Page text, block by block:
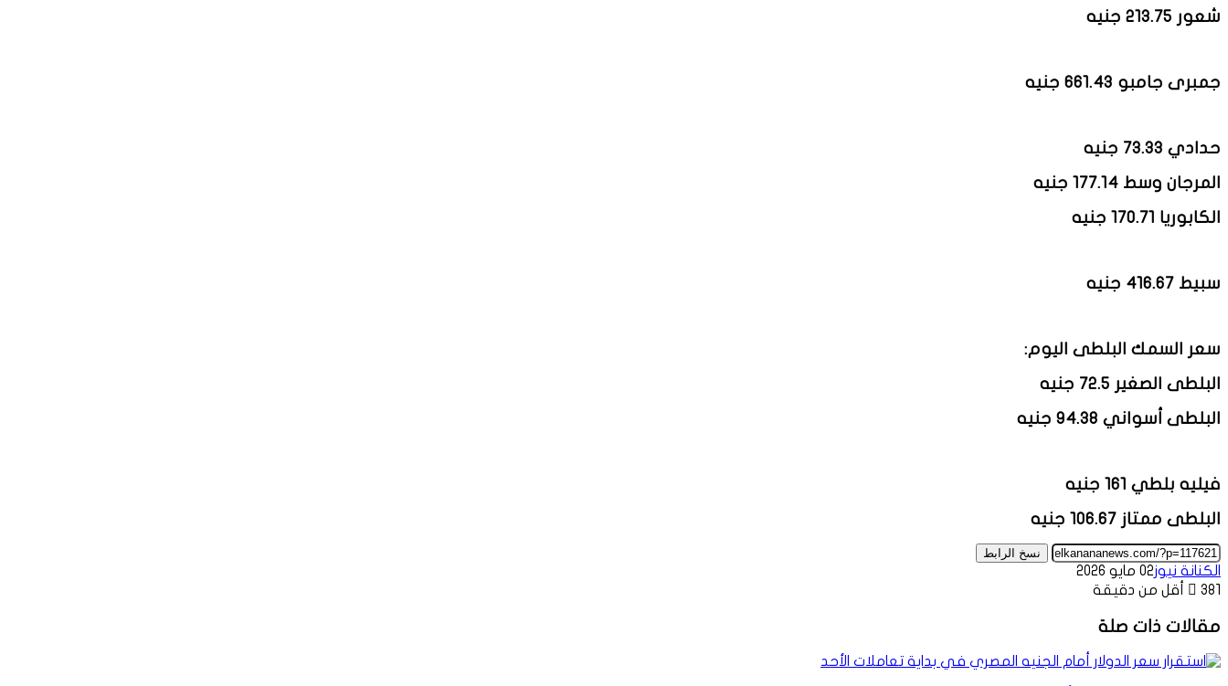
شعور 213.75 جنيه
جمبرى جامبو 661.43 جنيه
حدادي 73.33 جنيه
المرجان وسط 177.14 جنيه
الكابوريا 170.71 جنيه
سبيط 416.67 جنيه
سعر السمك البلطى اليوم:
البلطى الصغير 72.5 جنيه
البلطى أسواني 94.38 جنيه
فيليه بلطي 161 جنيه
البلطى ممتاز 106.67 جنيه
نسخ الرابط
الكنانة نيوز02 مايو 2026
381
أقل من دقيقة
مقالات ذات صلة